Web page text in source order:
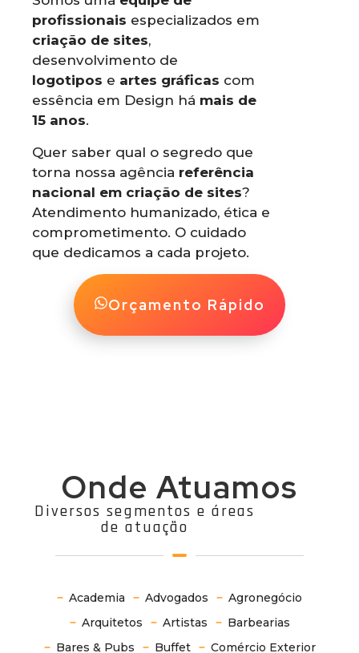
profissionais especializados em
criação de sites,
desenvolvimento de
logotipos e artes gráficas com
essência em Design há mais de
15 anos.
Quer saber qual o segredo que
torna nossa agência referência
nacional em criação de sites?
Atendimento humanizado, ética e
comprometimento. O cuidado
que dedicamos a cada projeto.
Orçamento Rápido
Onde Atuamos
Diversos segmentos e áreas
de atuação
Academia Advogados
Agronegócio
Arquitetos
Artistas
Barbearias
Bares & Pubs
Buffet Comércio Exterior